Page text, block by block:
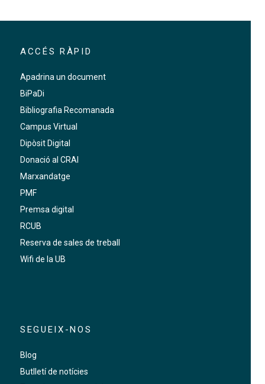
ACCÉS RÀPID
Apadrina un document
BiPaDi
Bibliografia Recomanada
Campus Virtual
Dipòsit Digital
Donació al CRAI
Marxandatge
PMF
Premsa digital
RCUB
Reserva de sales de treball
Wifi de la UB
SEGUEIX-NOS
Blog
Butlletí de notícies